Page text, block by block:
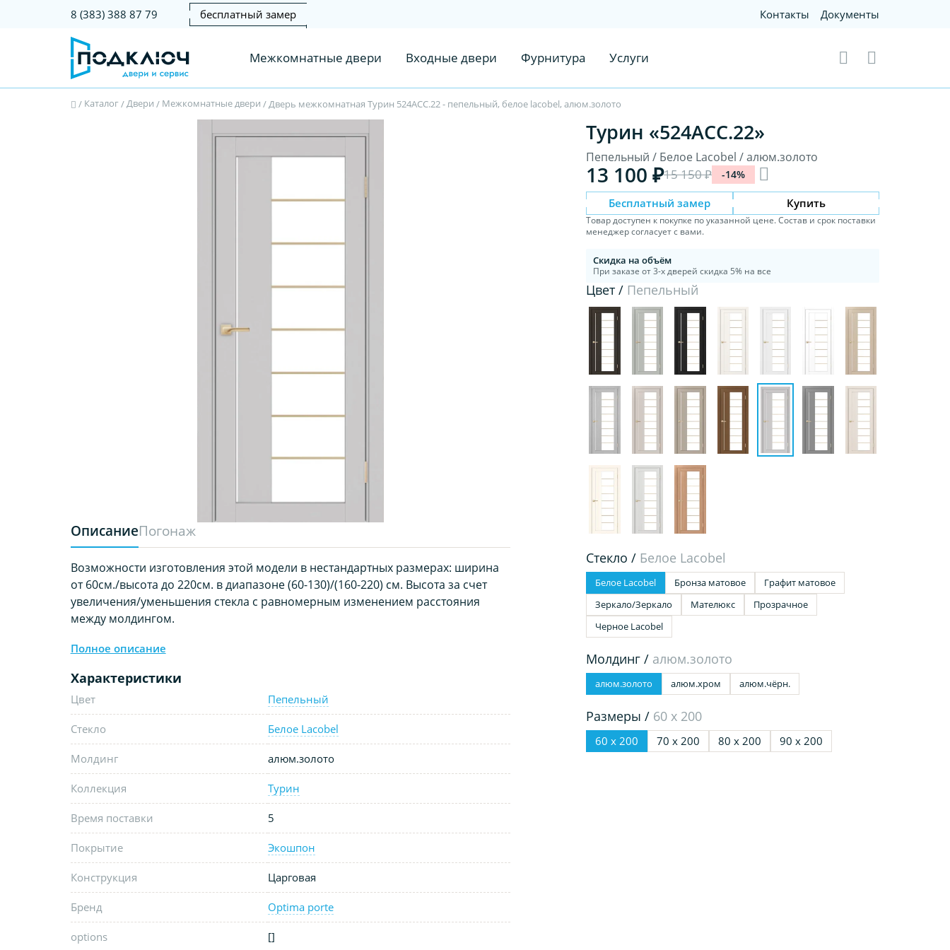
8 (383) 388 87 79 бесплатный замер Контакты Документы
Межкомнатные двери Входные двери Фурнитура Услуги
/ Каталог/Двери / Межкомнатные двери /Дверь межкомнатная Турин 524АСС.22 - пепельный, белое lacobel, алюм.золото
ОписаниеПогонаж
Возможности изготовления этой модели в нестандартных размерах: ширина
от 60см./высота до 220см. в диапазоне (60-130)/(160-220) см. Высота за счет
увеличения/уменьшения стекла с равномерным изменением расстояния
между молдингом.
Полное описание
Характеристики
Цвет Пепельный
Стекло Белое Lacobel
Молдинг алюм.золото
Коллекция Турин
Время поставки 5
Покрытие Экошпон
Конструкция Царговая
Бренд Optima porte
options []
Турин «524АСС.22»
Пепельный / Белое Lacobel / алюм.золото
13 100 ₽15 150 ₽ -14%
Бесплатный замер Купить
Товар доступен к покупке по указанной цене. Состав и срок поставки
менеджер согласует с вами.
Скидка на объём
При заказе от 3-х дверей скидка 5% на все
Цвет / Пепельный
Стекло / Белое Lacobel
Белое Lacobel Бронза матовое
Графит матовое
Зеркало/Зеркало
Мателюкс
Прозрачное
Черное Lacobel
Молдинг / алюм.золото
алюм.золото алюм.хром алюм.чёрн.
Размеры / 60 х 200
60 х 200 70 х 200 80 х 200 90 х 200